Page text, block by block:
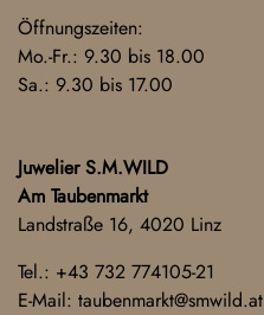
Öffnungszeiten:
Mo.-Fr.: 9.30 bis 18.00
Sa.: 9.30 bis 17.00
Juwelier S.M.WILD
Am Taubenmarkt
Landstraße 16, 4020 Linz
Tel.: +43 732 774105-21
E-Mail: taubenmarkt@smwild.at